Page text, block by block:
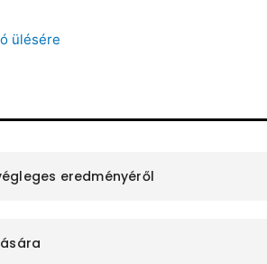
ülésére
eredményéről